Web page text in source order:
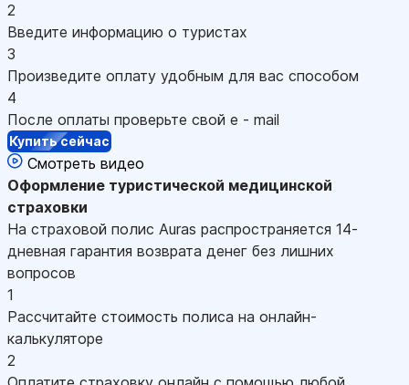
2
Введите информацию о туристах
3
Произведите оплату удобным для вас способом
4
После оплаты проверьте свой e - mail
Купить сейчас
Смотреть видео
Оформление туристической медицинской
страховки
На страховой полис Auras распространяется 14-
дневная гарантия возврата денег без лишних
вопросов
1
Рассчитайте стоимость полиса на онлайн-
калькуляторе
2